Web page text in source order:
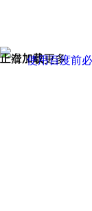
正在加载
上滑加载更多
使用百度前